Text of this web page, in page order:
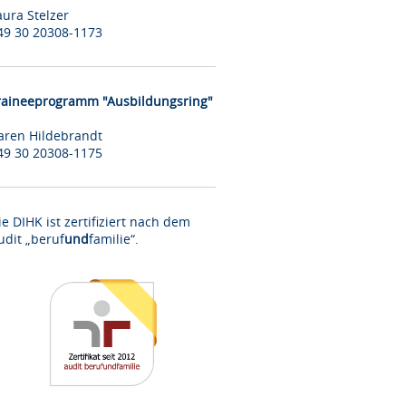
Stelzer
30 20308-1173
"Ausbildungsring"
Hildebrandt
30 20308-1175
DIHK ist zertifiziert nach dem
„berufundfamilie“.